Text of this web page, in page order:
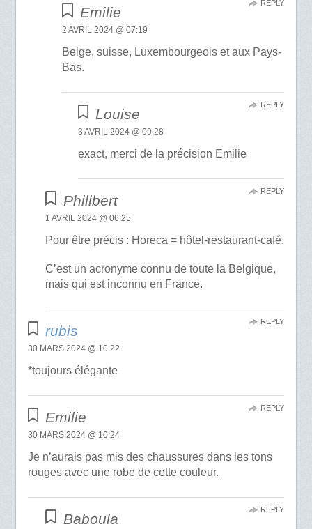
Emilie
2 AVRIL 2024 @ 07:19
Belge, suisse, Luxembourgeois et aux Pays-
Bas.
REPLY
Louise
3 AVRIL 2024 @ 09:28
exact, merci de la précision Emilie
REPLY
Philibert
1 AVRIL 2024 @ 06:25
Pour être précis : Horeca = hôtel-restaurant-café.
C’est un acronyme connu de toute la Belgique,
mais qui est inconnu en France.
REPLY
rubis
30 MARS 2024 @ 10:22
*toujours élégante
REPLY
Emilie
30 MARS 2024 @ 10:24
Je n’aurais pas mis des chaussures dans les tons
rouges avec une robe de cette couleur.
REPLY
Baboula
REPLY